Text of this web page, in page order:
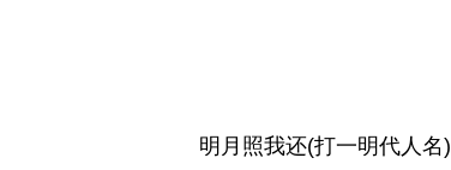
明月照我还(打一明代人名)